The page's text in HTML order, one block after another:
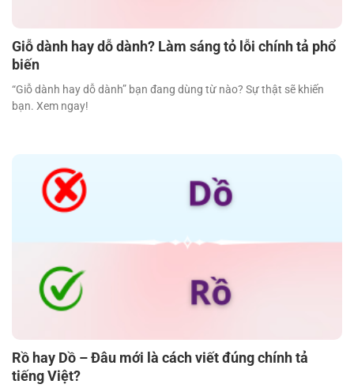
Giỗ dành hay dỗ dành? Làm sáng tỏ lỗi chính tả phổ
biến
“Giỗ dành hay dỗ dành” bạn đang dùng từ nào? Sự thật sẽ khiến
bạn. Xem ngay!
Rồ hay Dồ – Đâu mới là cách viết đúng chính tả
tiếng Việt?